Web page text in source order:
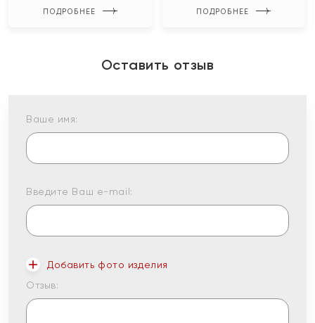
ПОДРОБНЕЕ ПОДРОБНЕЕ
Оставить отзыв
Ваше имя:
Введите Ваш e-mail:
Добавить фото изделия
Отзыв: